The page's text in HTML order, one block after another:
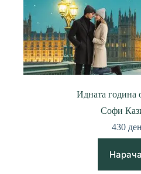
Идната година
Софи
430 ден